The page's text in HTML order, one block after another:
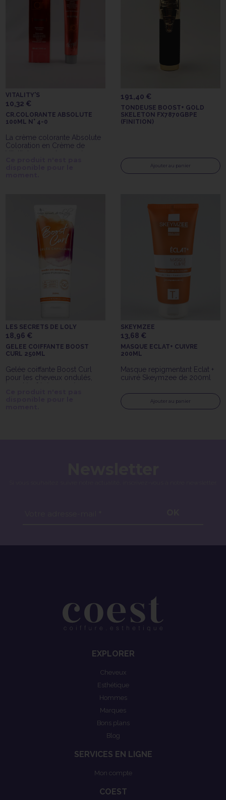
VITALITY'S
10,32 €
CR.COLORANTE ABSOLUTE
100ML N° 4-0
La crème colorante Absolute
Coloration en Crème de
Vitality's 4-0 est une crème
191,40 €
TONDEUSE BOOST+ GOLD
SKELETON FX7870GBPE
(FINITION)
Ajouter au panier
LES SECRETS DE LOLY
18,96 €
GELEE COIFFANTE BOOST
CURL 250ML
Gelée coiffante Boost Curl
pour les cheveux ondulés,
bouclés, frisés ou crépus.
SKEYMZEE
13,68 €
MASQUE ECLAT+ CUIVRE
200ML
Masque repigmentant Eclat +
cuivré Skeymzee de 200ml
Ajouter au panier
EXPLORER
Cheveux
Esthétique
Hommes
Marques
Bons plans
Blog
SERVICES EN LIGNE
Mon compte
COEST